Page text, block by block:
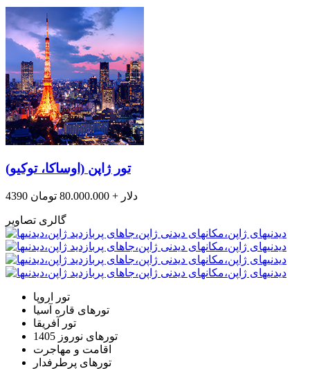
تور ژاپن (اوساکا، توکیو)
4390 دلار + 80.000.000 تومان
گالری تصاویر
تور اروپا
تورهای قاره آسیا
تور آفریقا
تورهای نوروز 1405
اقامت و مهاجرت
تورهای پرطرفدار